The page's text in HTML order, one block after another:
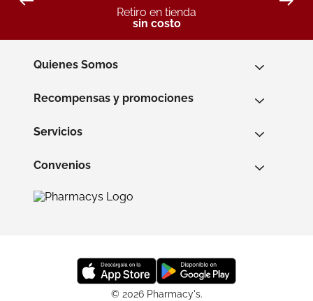
Retiro en tienda
sin costo
Quienes Somos
Recompensas y promociones
Servicios
Convenios
© 2026 Pharmacy's.